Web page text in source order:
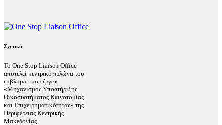
Σχετικά
Το One Stop Liaison Office
αποτελεί κεντρικό πυλώνα του
εμβληματικού έργου
«Μηχανισμός Υποστήριξης
Οικοσυστήματος Καινοτομίας
και Επιχειρηματικότητας» της
Περιφέρειας Κεντρικής
Μακεδονίας.